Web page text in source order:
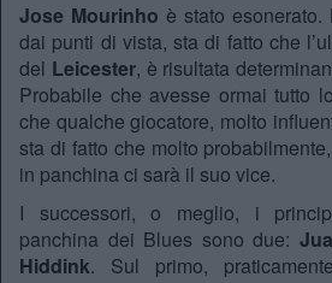
Jose Mourinho è stato
dai punti di vista, sta di fatto che
del Leicester, è risultata
Probabile che avesse ormai tutto
che qualche giocatore, molto
sta di fatto che molto
in panchina ci sarà il suo vice.
I successori, o meglio, i
panchina dei Blues sono due:
Hiddink. Sul primo,